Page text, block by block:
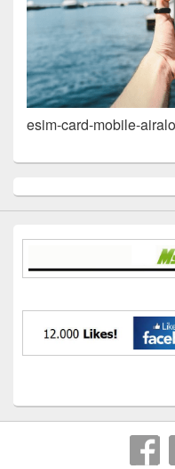
esim-card-mobile-airalo
Sidebar
Widget